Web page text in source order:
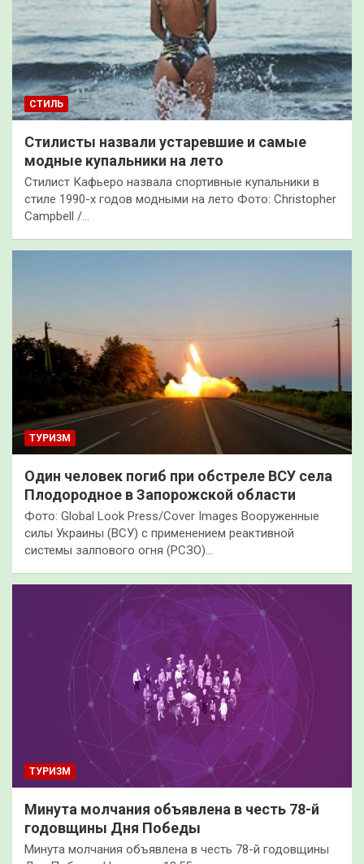
СТИЛЬ
Стилисты назвали устаревшие и самые
модные купальники на лето
Стилист Кафьеро назвала спортивные купальники в
стиле 1990-х годов модными на лето Фото: Christopher
Campbell /…
ТУРИЗМ
Один человек погиб при обстреле ВСУ села
Плодородное в Запорожской области
Фото: Global Look Press/Cover Images Вооруженные
силы Украины (ВСУ) с применением реактивной
системы залпового огня (РСЗО)…
ТУРИЗМ
Минута молчания объявлена в честь 78-й
годовщины Дня Победы
Минута молчания объявлена в честь 78-й годовщины